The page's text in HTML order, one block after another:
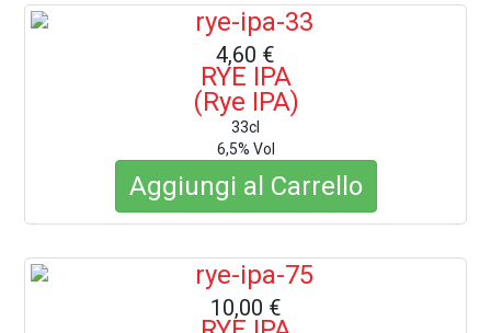
4,60 €
RYE IPA
(Rye IPA)
33cl
6,5% Vol
Aggiungi al Carrello
10,00 €